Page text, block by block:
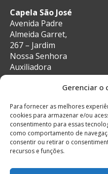
Gerenciar o
Para fornecer as melhores
cookies para armazenar e/ou
consentimento para essas
como comportamento de
consentir ou retirar o
recursos e funções.
Capela São José
Avenida Padre
Almeida Garret,
267 – Jardim
Nossa Senhora
Auxiliadora
CEP: 13087-29 –
Telefone: 19-
3241-9713
Whatsapp: 19-
99132-4922